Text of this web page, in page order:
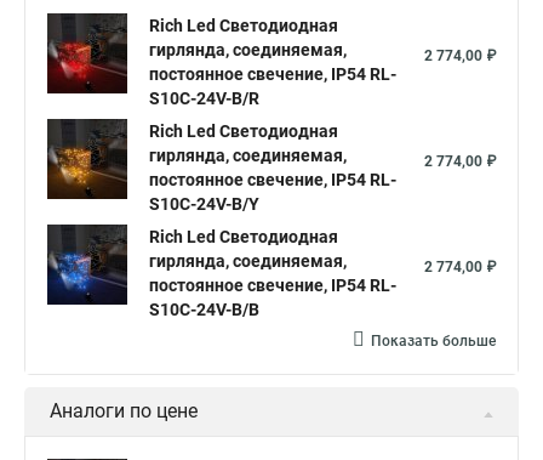
Светодиодная гирлянда нить led
Гирлянда светодиодная белая нить
Светодиодная гирлянда нить белый
Светодиодные гирлянды нити
Светодиодная гирлянда нить 10
Гирлянда нить белая светодиодная
Купить гирлянда нить светодиодная
Нить светодиодная уличная
Rich Led Светодиодная
гирлянда, соединяемая,
постоянное свечение, IP54 RL-
S10C-24V-B/R
2 774,00 ₽
Rich Led Светодиодная
гирлянда, соединяемая,
постоянное свечение, IP54 RL-
S10C-24V-B/Y
2 774,00 ₽
Rich Led Светодиодная
гирлянда, соединяемая,
постоянное свечение, IP54 RL-
S10C-24V-B/B
2 774,00 ₽
Показать больше
Аналоги по цене